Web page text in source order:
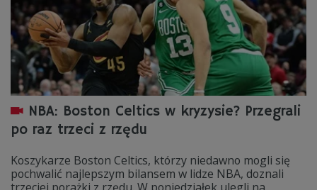
NBA: Boston Celtics w kryzysie? Przegrali
po raz trzeci z rzędu
Koszykarze Boston Celtics, którzy niedawno mogli się
pochwalić najlepszym bilansem w lidze NBA, doznali